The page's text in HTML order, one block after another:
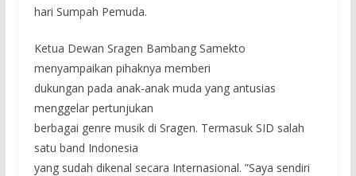
hari Sumpah Pemuda.
Ketua Dewan Sragen Bambang Samekto
menyampaikan pihaknya memberi
dukungan pada anak-anak muda yang antusias
menggelar pertunjukan
berbagai genre musik di Sragen. Termasuk SID salah
satu band Indonesia
yang sudah dikenal secara Internasional. ”Saya sendiri